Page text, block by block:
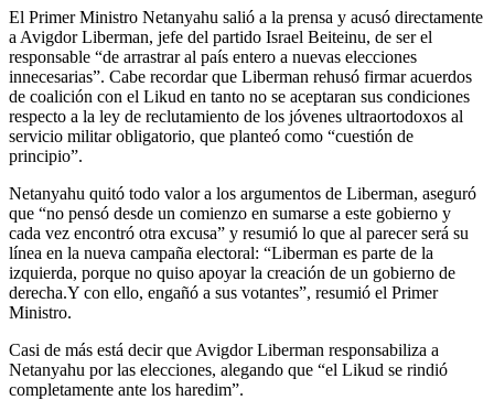
El Primer Ministro Netanyahu salió a la prensa y acusó directamente
a Avigdor Liberman, jefe del partido Israel Beiteinu, de ser el
responsable “de arrastrar al país entero a nuevas elecciones
innecesarias”. Cabe recordar que Liberman rehusó firmar acuerdos
de coalición con el Likud en tanto no se aceptaran sus condiciones
respecto a la ley de reclutamiento de los jóvenes ultraortodoxos al
servicio militar obligatorio, que planteó como “cuestión de
principio”.
Netanyahu quitó todo valor a los argumentos de Liberman, aseguró
que “no pensó desde un comienzo en sumarse a este gobierno y
cada vez encontró otra excusa” y resumió lo que al parecer será su
línea en la nueva campaña electoral: “Liberman es parte de la
izquierda, porque no quiso apoyar la creación de un gobierno de
derecha.Y con ello, engañó a sus votantes”, resumió el Primer
Ministro.
Casi de más está decir que Avigdor Liberman responsabiliza a
Netanyahu por las elecciones, alegando que “el Likud se rindió
completamente ante los haredim”.